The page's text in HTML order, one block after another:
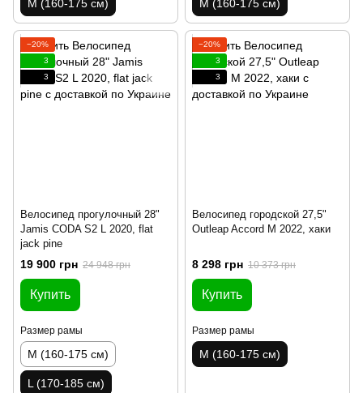
M (160-175 см) M (160-175 см)
−20%
3
3
Велосипед прогулочный 28"
Jamis CODA S2 L 2020, flat
jack pine
19 900 грн 24 948 грн
Купить
Размер рамы
M (160-175 см)
L (170-185 см)
−20%
3
3
Велосипед городской 27,5"
Outleap Accord M 2022, хаки
8 298 грн 10 373 грн
Купить
Размер рамы
M (160-175 см)